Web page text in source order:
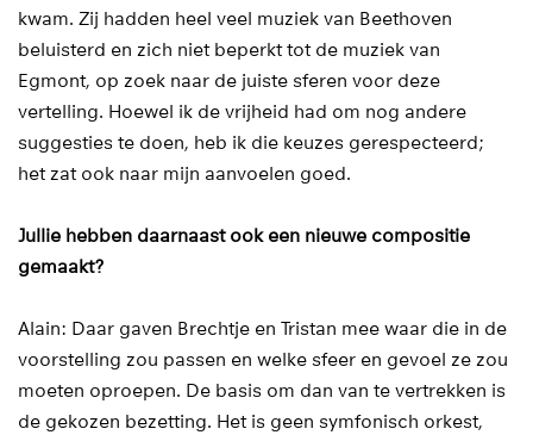
kwam. Zij hadden heel veel muziek van Beethoven
beluisterd en zich niet beperkt tot de muziek van
Egmont, op zoek naar de juiste sferen voor deze
vertelling. Hoewel ik de vrijheid had om nog andere
suggesties te doen, heb ik die keuzes gerespecteerd;
het zat ook naar mijn aanvoelen goed.
Jullie hebben daarnaast ook een nieuwe compositie
gemaakt?
Alain: Daar gaven Brechtje en Tristan mee waar die in de
voorstelling zou passen en welke sfeer en gevoel ze zou
moeten oproepen. De basis om dan van te vertrekken is
de gekozen bezetting. Het is geen symfonisch orkest,